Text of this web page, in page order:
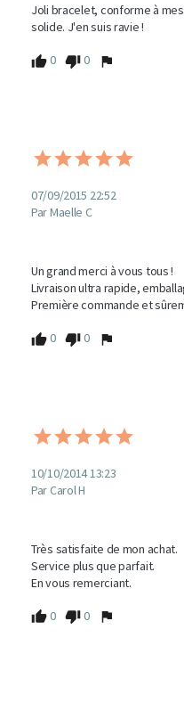
Joli bracelet, conforme à
solide. J'en suis ravie !
0 0
07/09/2015 22:52
Par Maelle C
Un grand merci à vous tous !
Livraison ultra rapide,
Première commande et
0 0
10/10/2014 13:23
Par Carol H
Très satisfaite de mon achat.
Service plus que parfait.
En vous remerciant.
0 0